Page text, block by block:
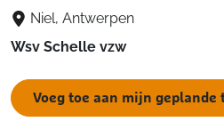
Niel, Antwerpen
Wsv Schelle vzw
Voeg toe aan mijn geplande